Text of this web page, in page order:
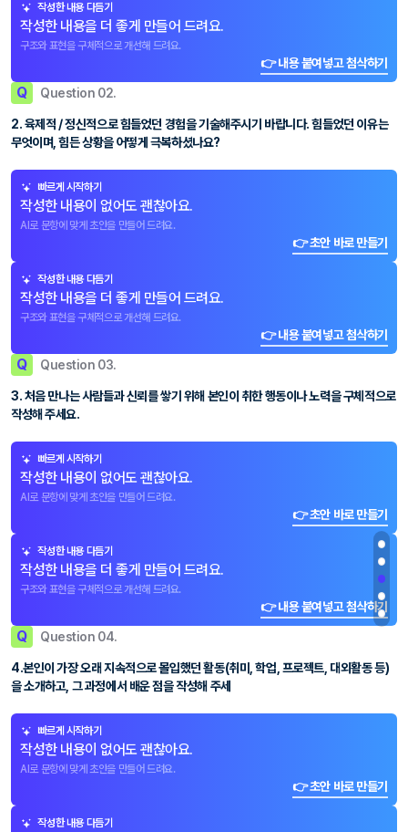
작성한 내용 다듬기
작성한 내용을 더 좋게 만들어 드려요.
구조와 표현을 구체적으로 개선해 드려요.
👉 내용 붙여넣고 첨삭하기
Q Question 02.
2. 육제적 / 정신적으로 힘들었던 경험을 기술해주시기 바랍니다. 힘들었던 이유는
무엇이며, 힘든 상황을 어떻게 극복하셨나요?
빠르게 시작하기
작성한 내용이 없어도 괜찮아요.
AI로 문항에 맞게 초안을 만들어 드려요.
👉 초안 바로 만들기
작성한 내용 다듬기
작성한 내용을 더 좋게 만들어 드려요.
구조와 표현을 구체적으로 개선해 드려요.
👉 내용 붙여넣고 첨삭하기
Q Question 03.
3. 처음 만나는 사람들과 신뢰를 쌓기 위해 본인이 취한 행동이나 노력을 구체적으로
작성해 주세요.
빠르게 시작하기
작성한 내용이 없어도 괜찮아요.
AI로 문항에 맞게 초안을 만들어 드려요.
👉 초안 바로 만들기
작성한 내용 다듬기
작성한 내용을 더 좋게 만들어 드려요.
구조와 표현을 구체적으로 개선해 드려요.
👉 내용 붙여넣고 첨삭하기
Q Question 04.
4.본인이 가장 오래 지속적으로 몰입했던 활동(취미, 학업, 프로젝트, 대외활동 등)
을 소개하고, 그 과정에서 배운 점을 작성해 주세
빠르게 시작하기
작성한 내용이 없어도 괜찮아요.
AI로 문항에 맞게 초안을 만들어 드려요.
👉 초안 바로 만들기
작성한 내용 다듬기